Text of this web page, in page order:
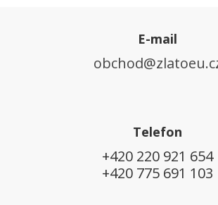
E-mail
Telefon
+420 220 921 654
+420 775 691 103